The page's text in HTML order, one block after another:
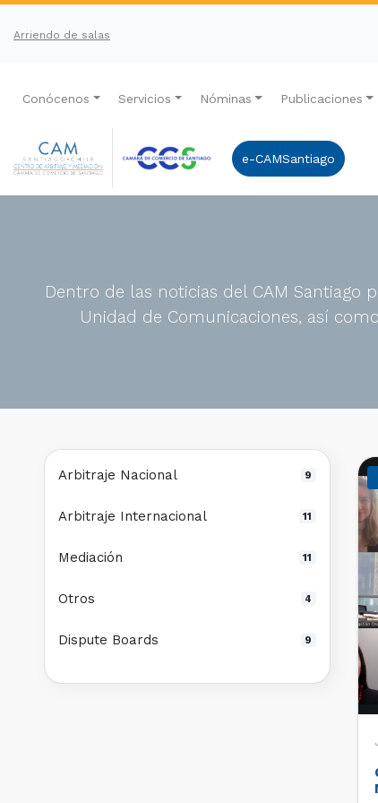
Arriendo de salas
Conócenos Servicios Nóminas Publicaciones
e-CAMSantiago
Dentro de las noticias del CAM Santiago
Unidad de Comunicaciones, así
Arbitraje Nacional 9
Arbitraje Internacional 11
Mediación 11
Otros 4
Dispute Boards 9